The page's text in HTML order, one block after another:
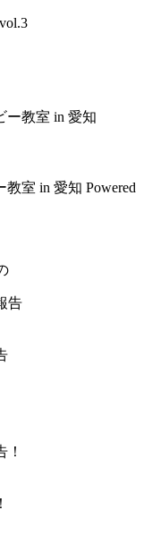
教室 in 愛知 Powered